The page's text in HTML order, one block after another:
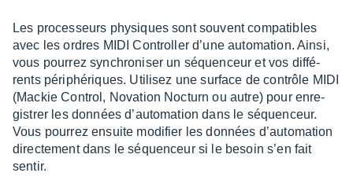
Les proces­seurs physiques sont souvent compa­tibles
avec les ordres MIDI Control­ler d’une auto­ma­tion. Ainsi,
vous pour­rez synchro­ni­ser un séquen­ceur et vos diffé­
rents péri­phé­riques. Utili­sez une surface de contrôle MIDI
(Mackie Control, Nova­tion Nocturn ou autre) pour enre­
gis­trer les données d’au­to­ma­tion dans le séquen­ceur.
Vous pour­rez ensuite modi­fier les données d’au­to­ma­tion
direc­te­ment dans le séquen­ceur si le besoin s’en fait
sentir.